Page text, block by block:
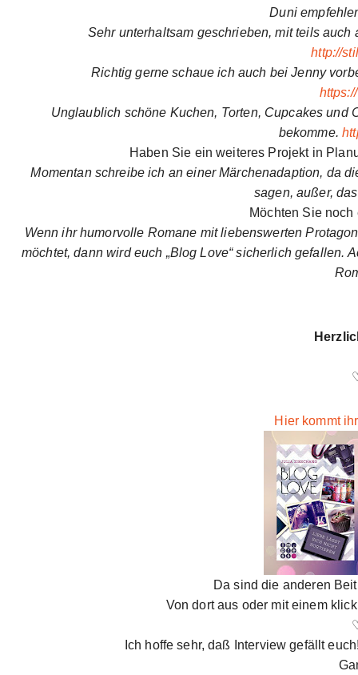
Duni
Sehr unterhaltsam geschrieben, mit teils
http://
Richtig gerne schaue ich auch bei Jenny
Unglaublich schöne Kuchen, Torten, Cupcakes
bekomme.
Haben Sie ein weiteres Projekt in
Momentan schreibe ich an einer Märchenadaption, da
sagen, außer,
Möchten Sie
Wenn ihr humorvolle Romane mit liebenswerten
möchtet, dann wird euch „Blog Love“ sicherlich gefallen.
Hier kommt
Da sind die anderen
Von dort aus oder mit einem
Ich hoffe sehr, daß Interview gefällt